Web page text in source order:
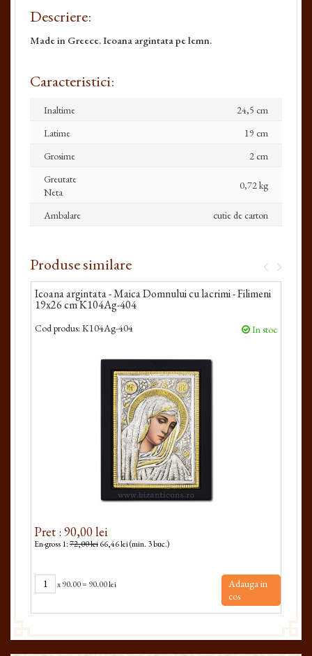
Descriere:
Made in Greece. Icoana argintata pe lemn.
Caracteristici:
Inaltime
24,5 cm
Latime
19 cm
Grosime
2 cm
Greutate
Neta
0,72 kg
Ambalare cutie de carton
Produse similare
Icoana argintata - Maica Domnului cu lacrimi - Filimeni
19x26 cm K104Ag-404
Cod produs: K104Ag-404 In stoc
Pret : 90,00 lei
En-gross 1:72,00 lei66,46 lei (min. 3 buc.)
x90.00= 90.00 lei
Adauga in
cos